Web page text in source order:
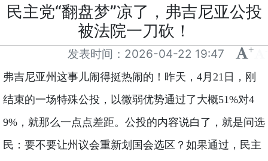
民主党“翻盘梦”凉了，弗吉尼亚公投
被法院一刀砍！
发表时间： 2026-04-22 19:47 +
弗吉尼亚州这事儿闹得挺热闹的！昨天，4月21日，刚
结束的一场特殊公投，以微弱优势通过了大概51%对4
9%，就那么一点点差距。公投的内容说白了，就是问选
民：要不要让州议会重新划国会选区？如果通过，民主